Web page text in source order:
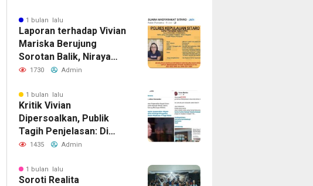
1 bulan lalu
Laporan terhadap Vivian
Mariska Berujung
Sorotan Balik, Niraya
Sarry Ternyata Dicari
Dugaan Penipuan
1730 Admin
1 bulan lalu
Kritik Vivian
Dipersoalkan, Publik
Tagih Penjelasan: Di
Mana Letak Kerugian
1435 Admin
1 bulan lalu
Soroti Realita